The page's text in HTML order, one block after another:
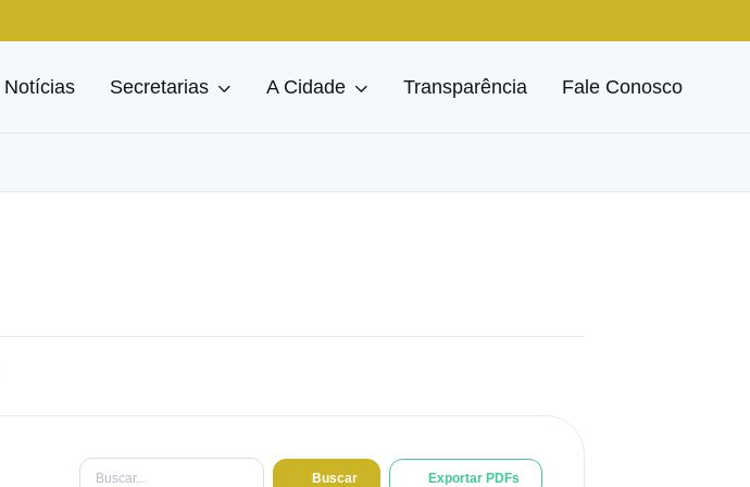
Notícias Secretarias A Cidade Transparência Fale Conosco
Buscar Exportar PDFs